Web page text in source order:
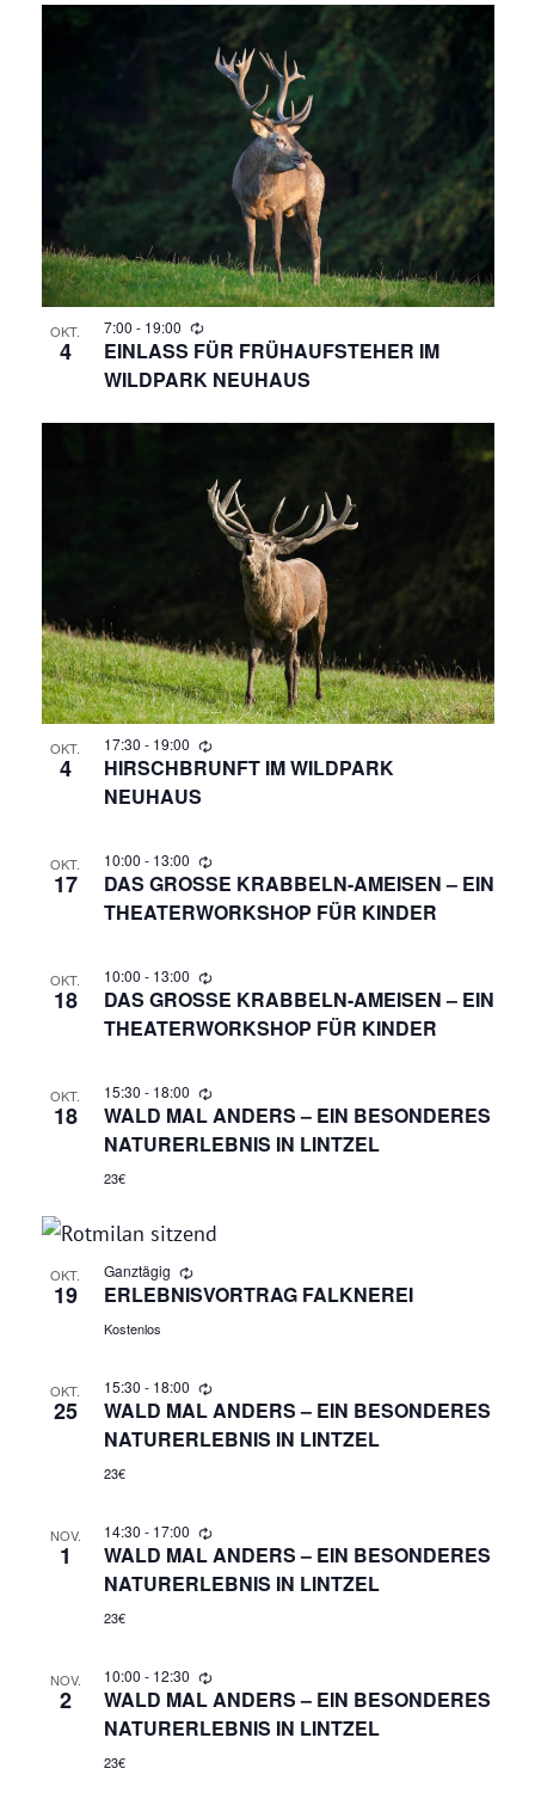
T
U
N
G
E
N
S
U
N
D
S
I
H
E
V
A
O
N
S
I
C
H
E
V
G
A
I
O
N
OKT.
4
7:00 - 19:00
EINLASS FÜR FRÜHAUFSTEHER IM
WILDPARK NEUHAUS
OKT.
4
17:30 - 19:00
HIRSCHBRUNFT IM WILDPARK
NEUHAUS
OKT.
17
10:00 - 13:00
DAS GROSSE KRABBELN-AMEISEN – EIN T
HEATERWORKSHOP FÜR KINDER
OKT.
18
10:00 - 13:00
DAS GROSSE KRABBELN-AMEISEN – EIN T
HEATERWORKSHOP FÜR KINDER
OKT.
18
15:30 - 18:00
WALD MAL ANDERS – EIN BESONDERES
NATURERLEBNIS IN LINTZEL
23€
OKT.
19
Ganztägig
ERLEBNISVORTRAG FALKNEREI
Kostenlos
OKT.
25
15:30 - 18:00
WALD MAL ANDERS – EIN BESONDERES
NATURERLEBNIS IN LINTZEL
23€
NOV.
1
14:30 - 17:00
WALD MAL ANDERS – EIN BESONDERES
NATURERLEBNIS IN LINTZEL
23€
NOV.
2
10:00 - 12:30
WALD MAL ANDERS – EIN BESONDERES
NATURERLEBNIS IN LINTZEL
23€